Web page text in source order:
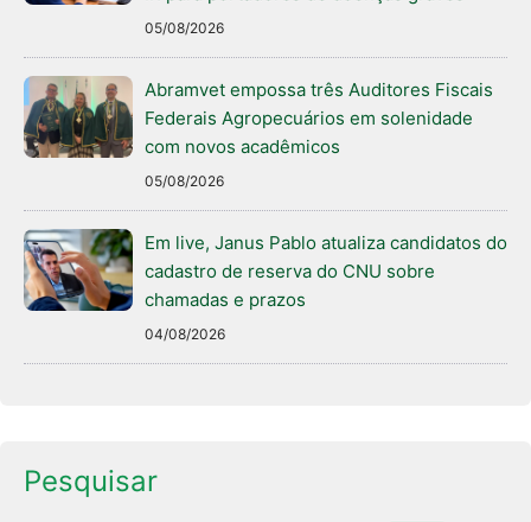
05/08/2026
Abramvet empossa três Auditores Fiscais
Federais Agropecuários em solenidade
com novos acadêmicos
05/08/2026
Em live, Janus Pablo atualiza candidatos do
cadastro de reserva do CNU sobre
chamadas e prazos
04/08/2026
Pesquisar